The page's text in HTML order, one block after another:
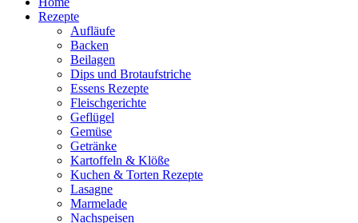
Rezepte
Aufläufe
Backen
Beilagen
Dips und Brotaufstriche
Essens Rezepte
Fleischgerichte
Geflügel
Gemüse
Getränke
Kartoffeln & Klöße
Kuchen & Torten Rezepte
Lasagne
Marmelade
Nachspeisen